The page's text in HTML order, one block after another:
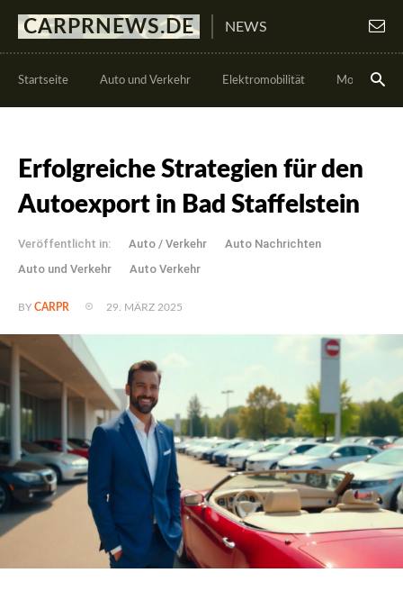
CARPRNEWS.DE NEWS
Startseite Auto und Verkehr Elektromobilität Motorsport
Erfolgreiche Strategien für den
Autoexport in Bad Staffelstein
Veröffentlicht in: Auto / Verkehr
Auto Nachrichten
Auto und Verkehr
Auto Verkehr
BY CARPR 29. MÄRZ 2025